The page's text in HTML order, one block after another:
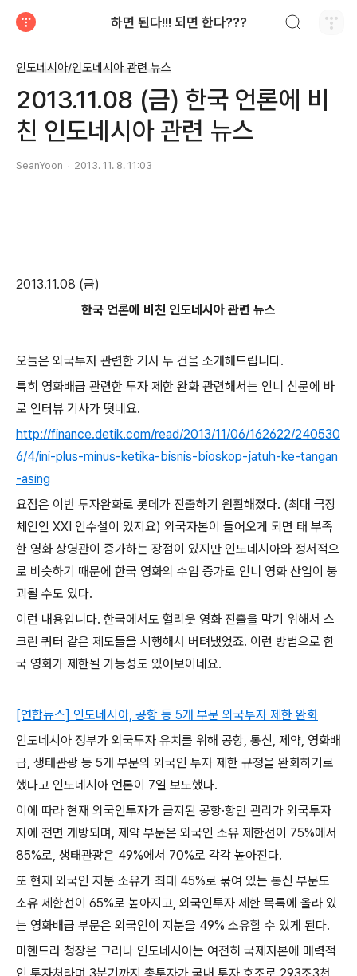
하면 된다!!! 되면 한다???
인도네시아/인도네시아 관련 뉴스
2013.11.08 (금) 한국 언론에 비
친 인도네시아 관련 뉴스
SeanYoon 2013. 11. 8. 11:03
2013.11.08 (금)
한국 언론에 비친 인도네시아 관련 뉴스
오늘은 외국투자 관련한 기사 두 건을 소개해드립니다.
특히 영화배급 관련한 투자 제한 완화 관련해서는 인니 신문에 바
로 인터뷰 기사가 떳네요.
http://finance.detik.com/read/2013/11/06/162622/240530
6/4/ini-plus-minus-ketika-bisnis-bioskop-jatuh-ke-tangan
-asing
요점은 이번 투자완화로 롯데가 진출하기 원활해졌다. (최대 극장
체인인 XXI 인수설이 있지요) 외국자본이 들어오게 되면 태 부족
한 영화 상영관이 증가하는 장점이 있지만 인도네시아와 정서적으
로 비슷하기 때문에 한국 영화의 수입 증가로 인니 영화 산업이 붕
괴될 수도 있다.
이런 내용입니다. 한국에서도 헐리웃 영화 진출을 막기 위해서 스
크린 쿼터 같은 제도들을 시행해서 버텨냈었죠. 이런 방법으로 한
국 영화가 제한될 가능성도 있어보이네요.
[연합뉴스] 인도네시아, 공항 등 5개 부문 외국투자 제한 완화
인도네시아 정부가 외국투자 유치를 위해 공항, 통신, 제약, 영화배
급, 생태관광 등 5개 부문의 외국인 투자 제한 규정을 완화하기로
했다고 인도네시아 언론이 7일 보도했다.
이에 따라 현재 외국인투자가 금지된 공항·항만 관리가 외국투자
자에 전면 개방되며, 제약 부문은 외국인 소유 제한선이 75%에서
85%로, 생태관광은 49%에서 70%로 각각 높아진다.
또 현재 외국인 지분 소유가 최대 45%로 묶여 있는 통신 부문도
소유 제한선이 65%로 높아지고, 외국인투자 제한 목록에 올라 있
는 영화배급 부문은 외국인이 지분을 49% 소유할 수 있게 된다.
마헨드라 청장은 그러나 인도네시아는 여전히 국제자본에 매력적